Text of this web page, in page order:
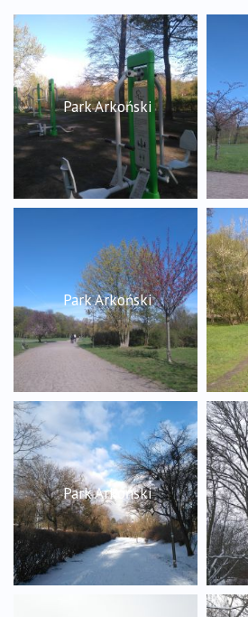
Park Arkoński
Park Arkoński
Park Arkoński